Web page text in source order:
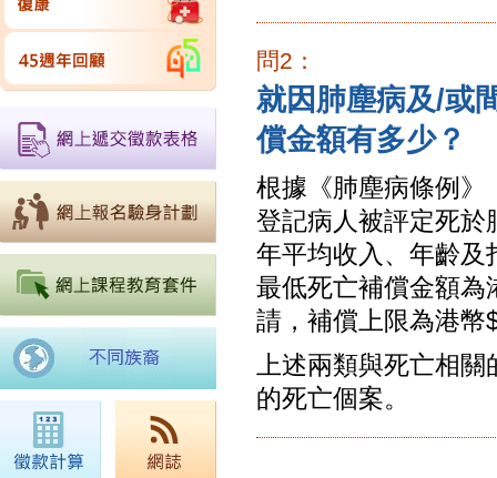
問2：
就因肺塵病及/或
償金額有多少？
根據《肺塵病條例》
登記病人被評定死於
年平均收入、年齡及
最低死亡補償金額為
請，補償上限為港幣
上述兩類與死亡相關
的死亡個案。